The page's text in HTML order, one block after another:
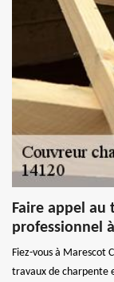
Faire appel
professionnel
Fiez-vous à Marescot
travaux de charpente